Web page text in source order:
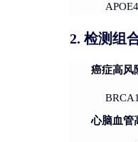
2. 检测组
癌症高风
心脑血管